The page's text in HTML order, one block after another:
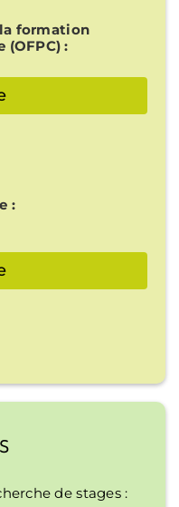
formation
:
:
de stages :